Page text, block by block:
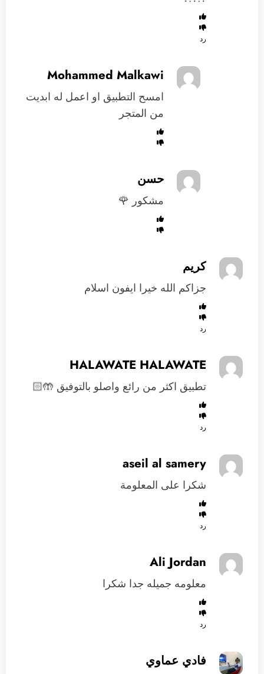
رد
Mohammed Malkawi
امسح التطبيق او اعمل له ابديت
من المتجر
حسن
مشكور 🌹
كريم
جزاكم الله خيرا ايفون اسلام
رد
HALAWATE HALAWATE
تطبيق اكثر من رائع واصلو بالتوفيق 🤲🏻
رد
aseil al samery
شكرا على المعلومة
رد
Ali Jordan
معلومه جميله جدا شكرا
رد
فادي عماوي